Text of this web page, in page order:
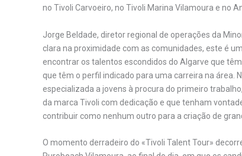
no Tivoli Carvoeiro, no Tivoli Marina Vilamoura e no
Jorge Beldade, diretor regional de operações da
clara na proximidade com as comunidades, este é
encontrar os talentos escondidos do Algarve que
que têm o perfil indicado para uma carreira na
especializada a jovens à procura do primeiro
da marca Tivoli com dedicação e que tenham
contribuir como nenhum outro para a criação de
O momento derradeiro do «Tivoli Talent Tour»